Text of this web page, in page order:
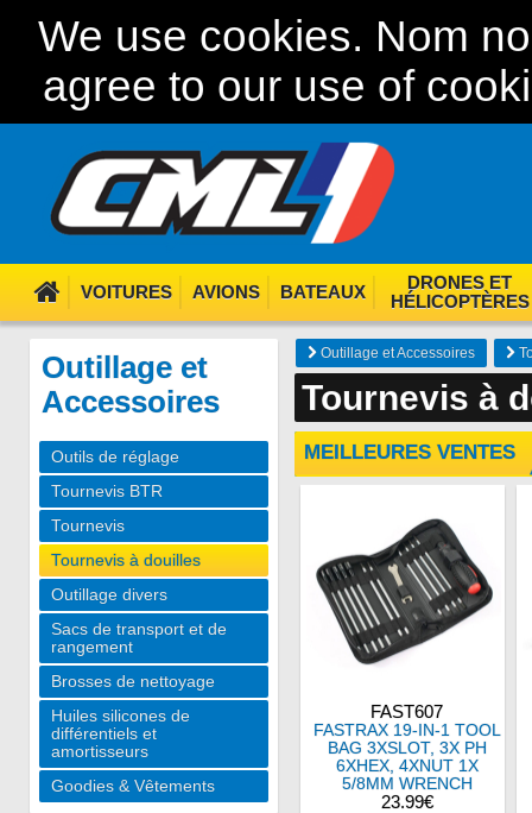
We use cookies. Nom
agree to our use of
VOITURES AVIONS BATEAUX
DRONES ET
HÉLICOPTÈRES
Outillage et
Accessoires
Outils de réglage
Tournevis BTR
Tournevis
Tournevis à douilles
Outillage divers
Sacs de transport et de
rangement
Brosses de nettoyage
Huiles silicones de
différentiels et
amortisseurs
Goodies & Vêtements
Outillage et Accessoires
Tournevis à
MEILLEURES VENTES
FAST607
FASTRAX 19-IN-1 TOOL
BAG 3XSLOT, 3X PH
6XHEX, 4XNUT 1X
5/8MM WRENCH
23.99€